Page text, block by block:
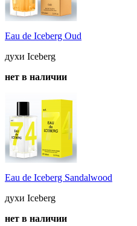
Eau de Iceberg Oud
духи Iceberg
нет в наличии
Eau de Iceberg Sandalwood
духи Iceberg
нет в наличии